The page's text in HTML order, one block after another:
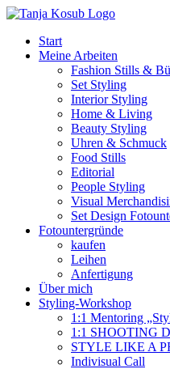
Zum
springenStart
Meine Arbeiten
Fashion Stills &
Set Styling
Interior Styling
Home & Living
Beauty Styling
Uhren & Schmuck
Food Stills
Editorial
People Styling
Visual
Set Design
Fotountergründe
kaufen
Leihen
Anfertigung
Über mich
Styling-Workshop
1:1 Mentoring
1:1 SHOOTING
STYLE LIKE A
Indivisual Call